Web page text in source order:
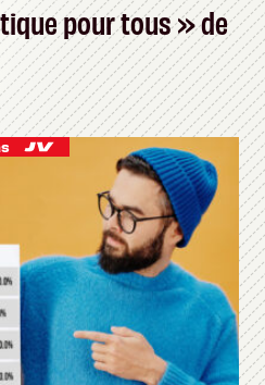
pour tous » de